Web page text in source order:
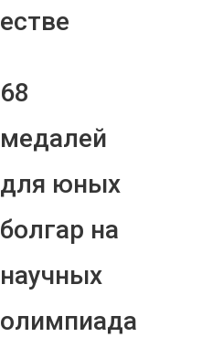
естве
68
медалей
для юных
болгар на
научных
олимпиада